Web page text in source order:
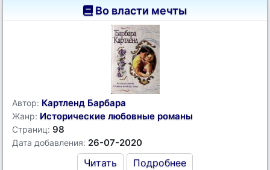
Во власти мечты
Автор: Картленд Барбара
Жанр: Исторические любовные романы
Страниц: 98
Дата добавления: 26-07-2020
Читать Подробнее